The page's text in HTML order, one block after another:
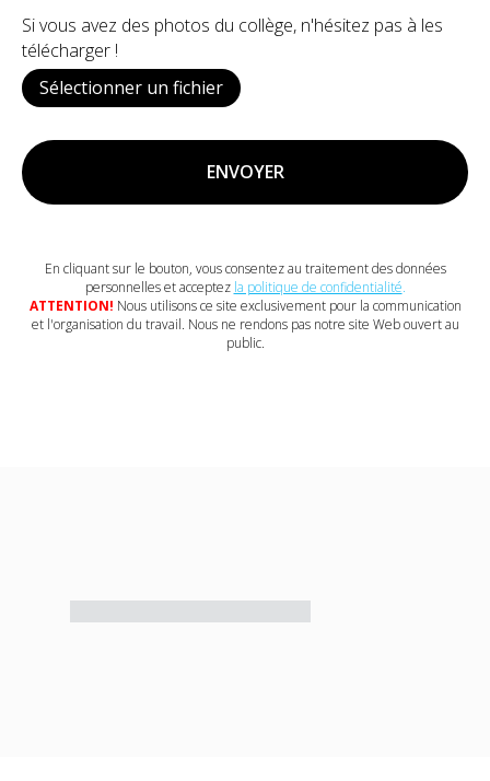
Si vous avez des photos du collège, n'hésitez pas à les
télécharger !
Sélectionner un fichier
ENVOYER
En cliquant sur le bouton, vous consentez au traitement des données
personnelles et acceptez la politique de confidentialité.
ATTENTION! Nous utilisons ce site exclusivement pour la communication
et l'organisation du travail. Nous ne rendons pas notre site Web ouvert au
public.